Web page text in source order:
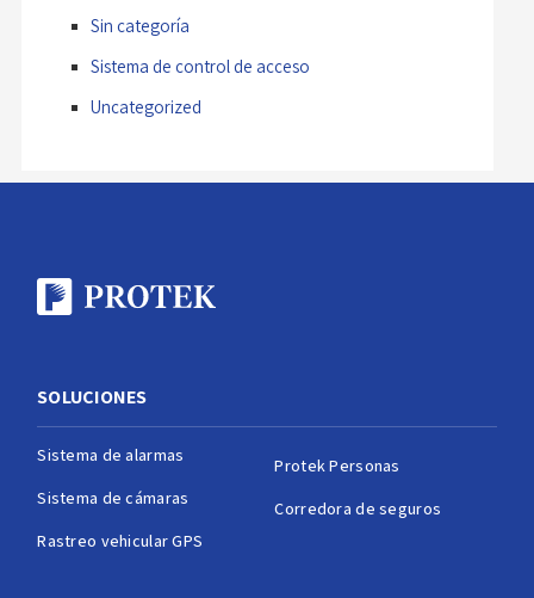
Sin categoría
Sistema de control de acceso
Uncategorized
SOLUCIONES
Sistema de alarmas
Sistema de cámaras
Rastreo vehicular GPS
Protek Personas
Corredora de seguros